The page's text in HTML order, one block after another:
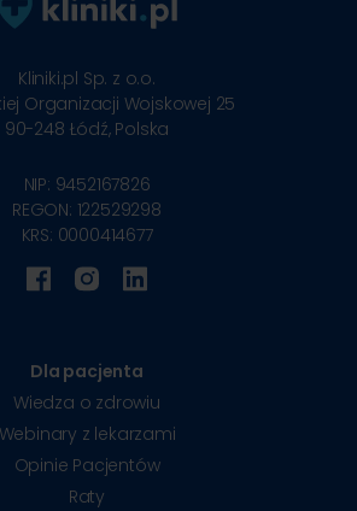
Kliniki.pl Sp. z o.o.
Organizacji Wojskowej 25
90-248 Łódź, Polska
NIP: 9452167826
REGON: 122529298
KRS: 0000414677
Dla pacjenta
Wiedza o zdrowiu
Webinary z lekarzami
Opinie Pacjentów
Raty